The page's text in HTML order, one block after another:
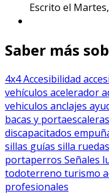
Escrito el
Saber más
4x4Accesibilidad
vehículos acelerador
vehiculos anclajes
bacas y portaescaleras
discapacitados
sillas guías silla ruedas
portaperros Señales
todoterreno turismo
profesionales